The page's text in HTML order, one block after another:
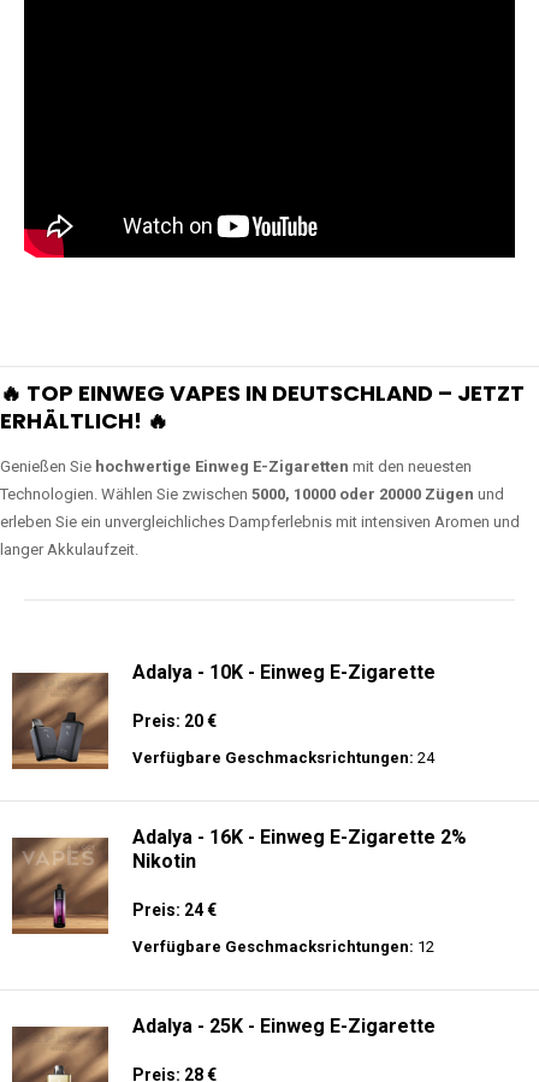
🔥 TOP EINWEG VAPES IN DEUTSCHLAND – JETZT
ERHÄLTLICH! 🔥
Genießen Sie hochwertige Einweg E-Zigaretten mit den neuesten
Technologien. Wählen Sie zwischen 5000, 10000 oder 20000 Zügen und
erleben Sie ein unvergleichliches Dampferlebnis mit intensiven Aromen und
langer Akkulaufzeit.
Adalya - 10K - Einweg E-Zigarette
Preis: 20 €
Verfügbare Geschmacksrichtungen: 24
Adalya - 16K - Einweg E-Zigarette 2%
Nikotin
Preis: 24 €
Verfügbare Geschmacksrichtungen: 12
Adalya - 25K - Einweg E-Zigarette
Preis: 28 €